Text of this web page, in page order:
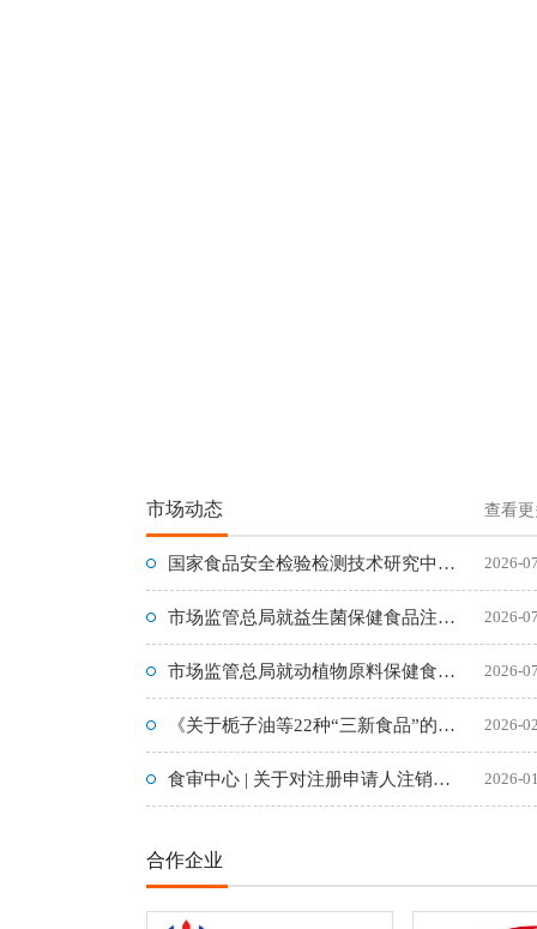
市场动态 查看
国家食品安全检验检测技术研究中心在京组建成立 2026-
市场监管总局就益生菌保健食品注册备案新规征求意见 2026-
市场监管总局就动植物原料保健食品注册申报新规公开征求意见 2026-
《关于栀子油等22种“三新食品”的公告》（2026年第1号） 2026-
食审中心 | 关于对注册申请人注销的24件保健食品终止行政许 2026-
合作企业